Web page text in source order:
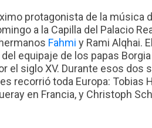
protagonista de la música
a la Capilla del Palacio
Fahmi y Rami Alqhai.
equipaje de los papas
el siglo XV. Durante esos dos
recorrió toda Europa: Tobias
en Francia, y Christoph